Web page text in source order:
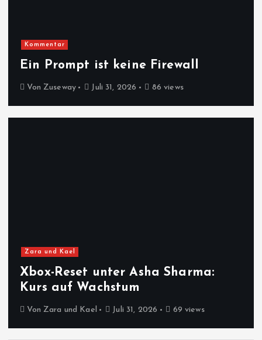
Kommentar
Ein Prompt ist keine Firewall
Von Zuseway Juli 31, 2026 86 views
Zara und Kael
Xbox-Reset unter Asha Sharma:
Kurs auf Wachstum
Von Zara und Kael Juli 31, 2026 69 views